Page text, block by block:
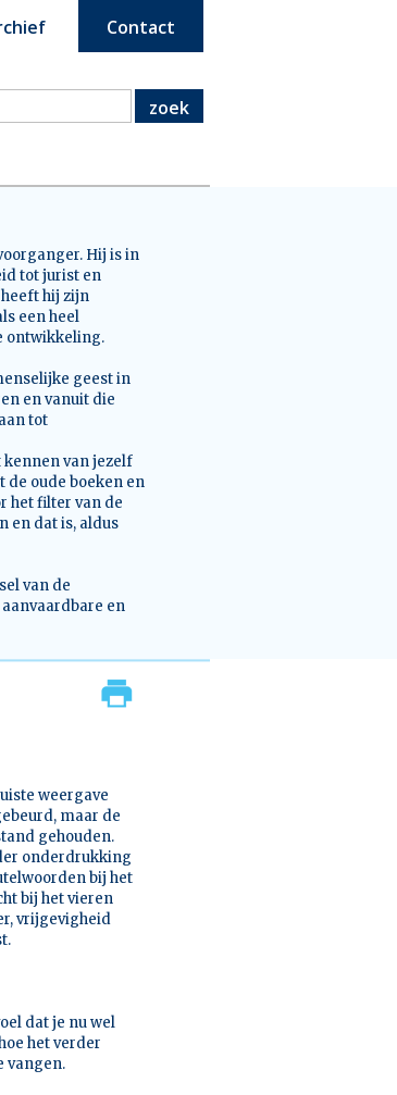
Contact
zoek
Hij is in
tot jurist en
hij zijn
een heel
ontwikkeling.
geest in
en vanuit die
tot
van jezelf
de oude boeken en
het filter van de
en dat is, aldus
van de
en
weergave
maar de
gehouden.
onderdrukking
bij het
bij het vieren
vrijgevigheid
dat je nu wel
het verder
vangen.